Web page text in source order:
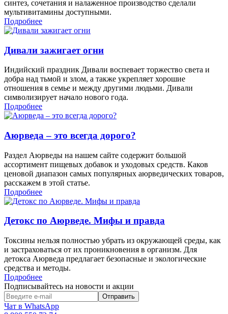
синтез, сочетания и налаженное производство сделали
мультивитамины доступными.
Подробнее
Дивали зажигает огни
Индийский праздник Дивали воспевает торжество света и
добра над тьмой и злом, а также укрепляет хорошие
отношения в семье и между другими людьми. Дивали
символизирует начало нового года.
Подробнее
Аюрведа – это всегда дорого?
Раздел Аюрведы на нашем сайте содержит большой
ассортимент пищевых добавок и уходовых средств. Каков
ценовой диапазон самых популярных аюрведических товаров,
расскажем в этой статье.
Подробнее
Детокс по Аюрведе. Мифы и правда
Токсины нельзя полностью убрать из окружающей среды, как
и застраховаться от их проникновения в организм. Для
детокса Аюрведа предлагает безопасные и экологические
средства и методы.
Подробнее
Подписывайтесь на новости и акции
Чат в WhatsApp